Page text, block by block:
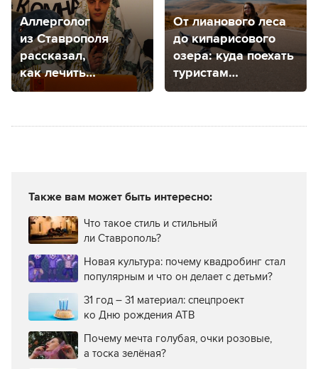
Аллерголог
из Ставрополя
рассказал,
как лечить
аллергию
От лианового леса
до кипарисового
озера: куда поехать
туристам
из Ставропольского
погулять
Также вам может быть интересно:
Что такое стиль и стильный
ли Ставрополь?
Новая культура: почему квадробинг стал
популярным и что он делает с детьми?
31 год – 31 материал: спецпроект
ко Дню рождения АТВ
Почему мечта голубая, очки розовые,
а тоска зелёная?